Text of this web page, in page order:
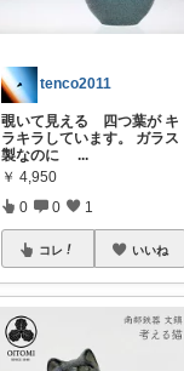
tenco2011
覗いて見える 四つ葉が キ
ラキラしています。 ガラス
製なのに
...
￥ 4,950
0 0 1
コレ いいね